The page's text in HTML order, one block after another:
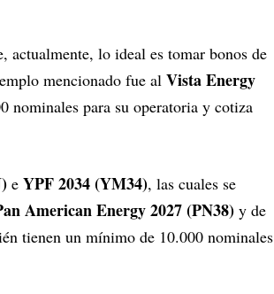
actualmente, lo ideal es tomar bonos de
mencionado fue al Vista Energy
nominales para su operatoria y cotiza
e YPF 2034 (YM34), las cuales se
American Energy 2027 (PN38) y de
tienen un mínimo de 10.000 nominales